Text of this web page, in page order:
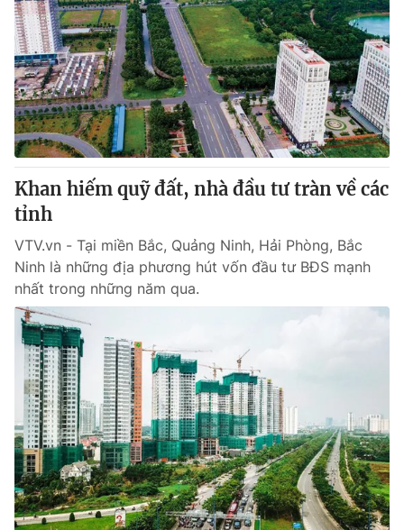
Khan hiếm quỹ đất, nhà đầu tư tràn về các
tỉnh
VTV.vn - Tại miền Bắc, Quảng Ninh, Hải Phòng, Bắc
Ninh là những địa phương hút vốn đầu tư BĐS mạnh
nhất trong những năm qua.